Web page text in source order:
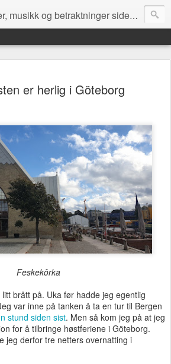
musikk og betraktninger siden 2008
er herlig i Göteborg
Feskekôrka
brått på. Uka før hadde jeg egentlig
var inne på tanken å ta en tur til Bergen
stund siden sist. Men så kom jeg på at jeg
for å tilbringe høstferiene i Göteborg.
jeg derfor tre netters overnatting i